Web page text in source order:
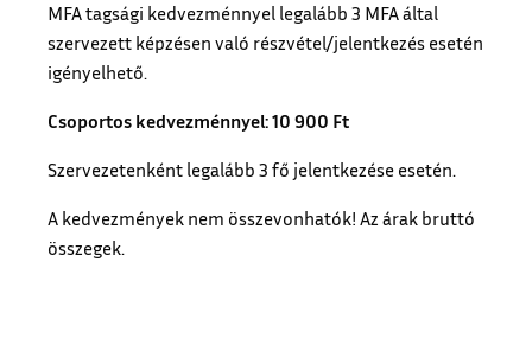
MFA tagsági kedvezménnyel legalább 3 MFA által
szervezett képzésen való részvétel/jelentkezés esetén
igényelhető.
Csoportos kedvezménnyel: 10 900 Ft
Szervezetenként legalább 3 fő jelentkezése esetén.
A kedvezmények nem összevonhatók! Az árak bruttó
összegek.